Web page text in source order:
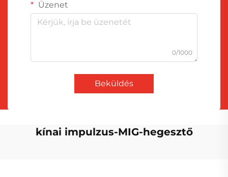
Üzenet
0/1000
Beküldés
kínai impulzus-MIG-hegesztő